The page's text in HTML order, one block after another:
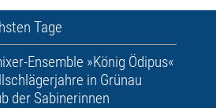
Tage
Ensemble »König Ödipus«
in Grünau
der Sabinerinnen